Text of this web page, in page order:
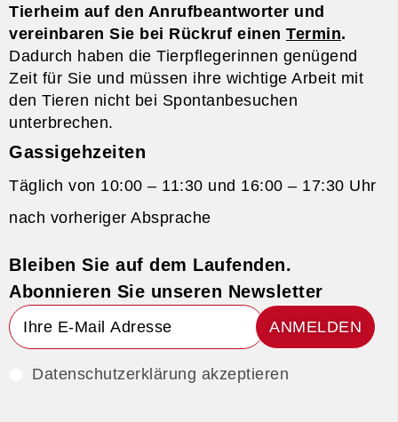
Tierheim auf den Anrufbeantworter und
vereinbaren Sie bei Rückruf einen Termin.
Dadurch haben die Tierpflegerinnen genügend
Zeit für Sie und müssen ihre wichtige Arbeit mit
den Tieren nicht bei Spontanbesuchen
unterbrechen.
Gassigehzeiten
Täglich von 10:00 – 11:30 und 16:00 – 17:30 Uhr
nach vorheriger Absprache
Bleiben Sie auf dem Laufenden.
Abonnieren Sie unseren Newsletter
ANMELDEN
Datenschutzerklärung akzeptieren